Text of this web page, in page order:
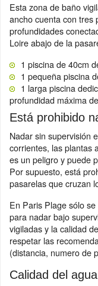
Esta zona de baño
ancho cuenta con
profundidades
Loire abajo de la
1 piscina de 40cm
1 pequeña piscina
1 larga piscina
profundidad máxima
Está prohibido
Nadar sin supervisión
corrientes, las plantas
es un peligro y puede
Por supuesto, está
pasarelas que cruzan
En Paris Plage sólo
para nadar bajo
vigiladas y la calidad
respetar las
(distancia, numero de
Calidad del